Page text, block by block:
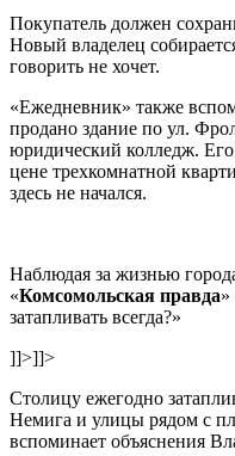
Покупатель должен
Новый владелец
говорить не хочет.
«Ежедневник» также
продано здание по ул.
юридический колледж.
цене трехкомнатной
здесь не начался.
Наблюдая за жизнью
«Комсомольская правда»
затапливать всегда?»
]]>]]>
Столицу ежегодно
Немига и улицы рядом с
вспоминает объяснения